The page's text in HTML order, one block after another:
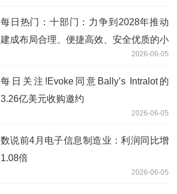
每日热门：十部门：力争到2028年推动
建成布局合理、便捷高效、安全优质的小
2026-06-05
每日关注!Evoke同意Bally’s Intralot的
3.26亿美元收购邀约
2026-06-05
数说前4月电子信息制造业：利润同比增
1.08倍
2026-06-05